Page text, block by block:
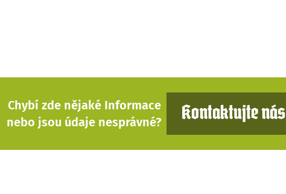
Chybí zde nějaké Informace
nebo jsou údaje nesprávné?
Kontaktujte nás